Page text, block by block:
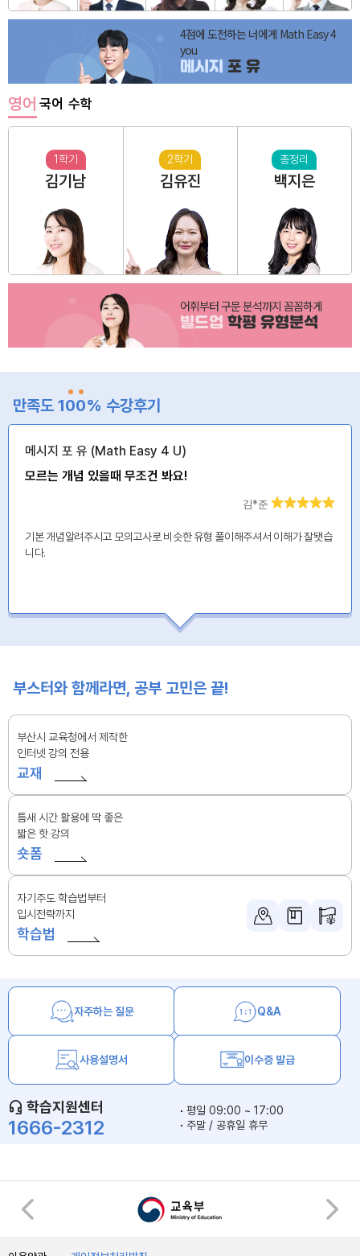
4점에 도전하는 너에게 Math Easy 4
you
메시지 포 유
영어 국어 수학
1학기
김기남
2학기
김유진
총정리
백지은
어휘부터 구문 분석까지 꼼꼼하게
빌드업 학평 유형분석
만족도 100% 수강후기
메시지 포 유 (Math Easy 4 U)
모르는 개념 있을때 무조건 봐요!
김*준
기본 개념알려주시고 모의고사로 비슷한 유형 풀이해주셔서 이해가 잘됏습
니다.
부스터와 함께라면, 공부 고민은 끝!
부산시 교육청에서 제작한
인터넷 강의 전용
교재
틈새 시간 활용에 딱 좋은
짧은 핫 강의
숏폼
자기주도 학습법부터
입시전략까지
학습법
자주하는 질문 Q&A
사용설명서 이수증 발급
학습지원센터
1666-2312
평일 09:00 ~ 17:00
주말 / 공휴일 휴무